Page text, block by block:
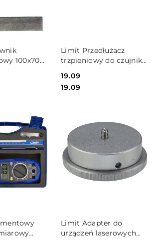
100x70
KOSZYKA
Limit Przedłużacz
trzpieniowy do czujnika
Limit
Cena:
19.09
Cena:
19.09
DO KOSZYKA
KOSZYKA
Limit Adapter do
urządzeń laserowych
DO KOSZYKA